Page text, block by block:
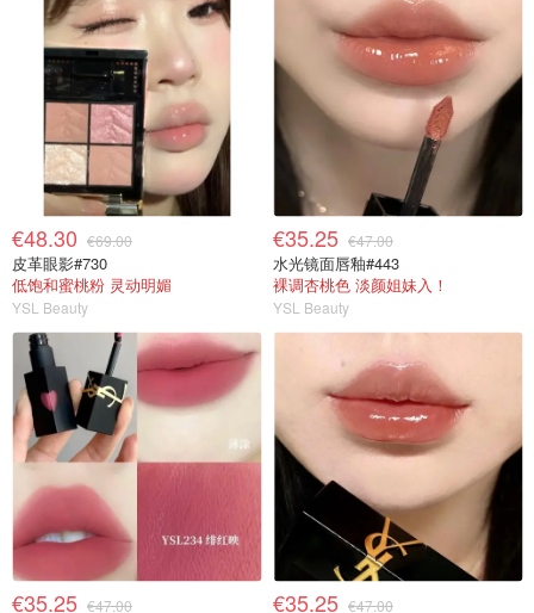
€48.30 €69.00
皮革眼影#730
低饱和蜜桃粉 灵动明媚
YSL Beauty
€35.25 €47.00
水光镜面唇釉#443
裸调杏桃色 淡颜姐妹入！
YSL Beauty
€35.25 €47.00 €35.25 €47.00